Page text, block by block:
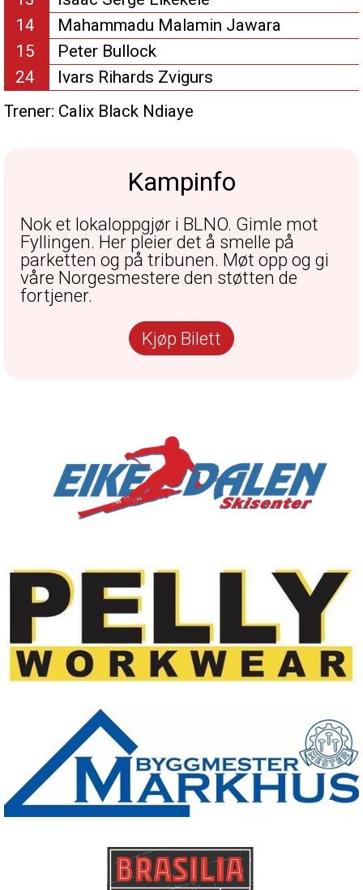
14
Mahammadu Malamin Jawara
15
Peter Bullock
24
Ivars Rihards Zvigurs
Trener: Calix Black Ndiaye
Kampinfo
Nok et lokaloppgjør i BLNO. Gimle mot
Fyllingen. Her pleier det å smelle på
parketten og på tribunen. Møt opp og gi
våre Norgesmestere den støtten de
fortjener.
Kjøp Bilett